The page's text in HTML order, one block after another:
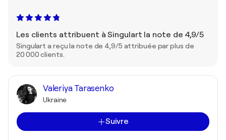
Les clients attribuent à Singulart la note de 4,9/5
Singulart a reçu la note de 4,9/5 attribuée par plus de
20 000 clients.
Valeriya Tarasenko
Ukraine
Suivre